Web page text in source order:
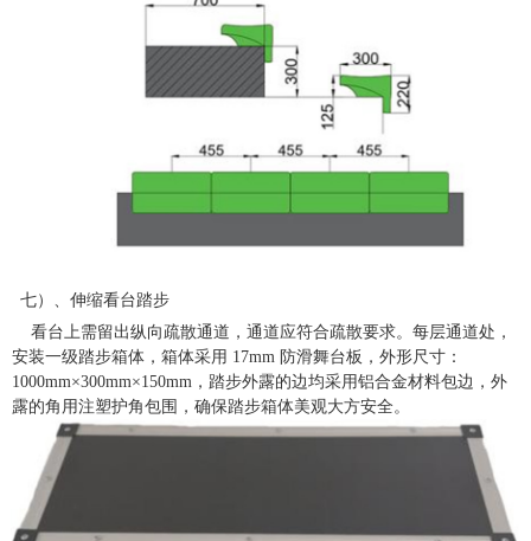
七）、伸缩看台踏步
看台上需留出纵向疏散通道，通道应符合疏散要求。每层通道处，
安装一级踏步箱体，箱体采用 17mm 防滑舞台板，外形尺寸：
1000mm×300mm×150mm，踏步外露的边均采用铝合金材料包边，外
露的角用注塑护角包围，确保踏步箱体美观大方安全。